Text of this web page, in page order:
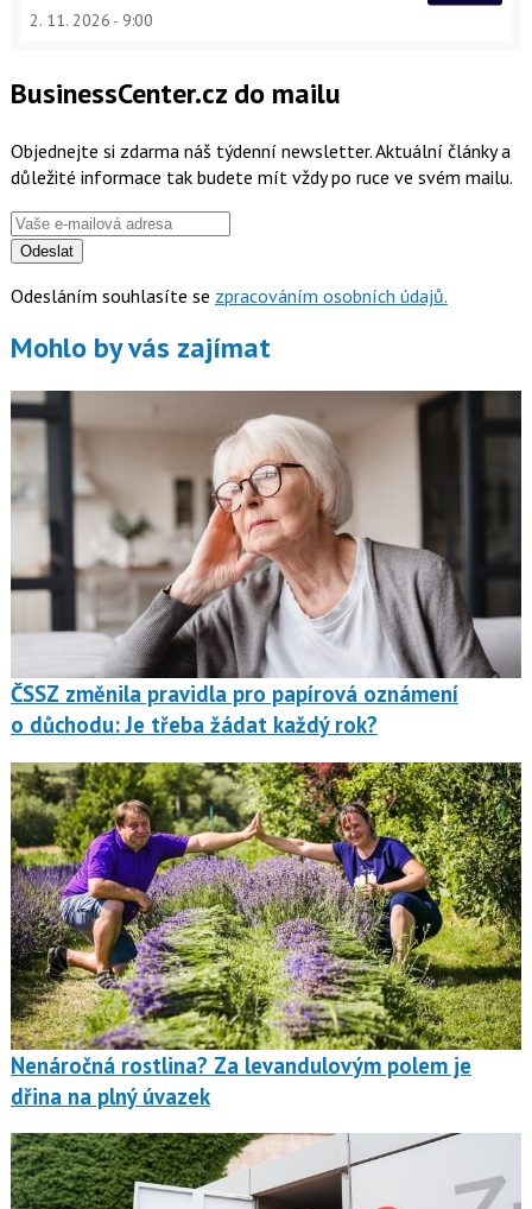
2. 11. 2026 9:00
BusinessCenter.cz do mailu
Objednejte si zdarma náš týdenní newsletter. Aktuální články a
důležité informace tak budete mít vždy po ruce ve svém mailu.
Odeslat
Odesláním souhlasíte se zpracováním osobních údajů.
Mohlo by vás zajímat
ČSSZ změnila pravidla pro papírová oznámení
o důchodu: Je třeba žádat každý rok?
Nenáročná rostlina? Za levandulovým polem je
dřina na plný úvazek